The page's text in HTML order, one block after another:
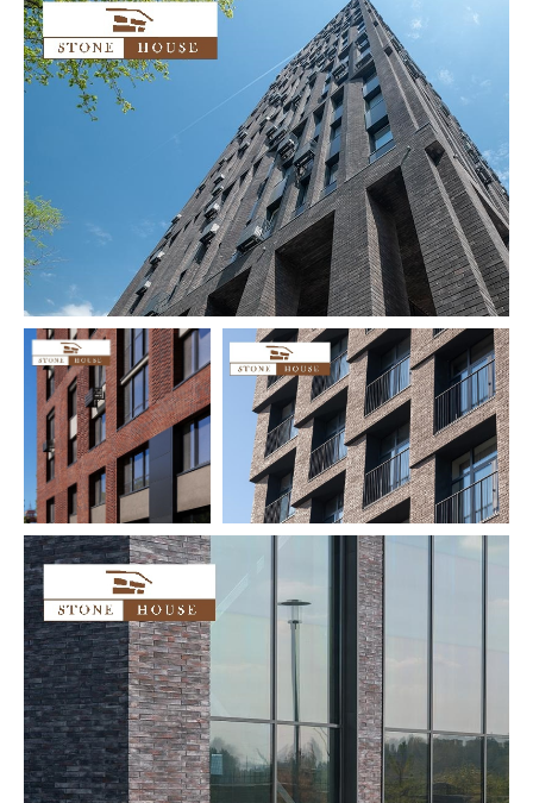
СВЯЖИТЕСЬ С НАМИ
ИЛИ ОСТАВЬТЕ ЗАЯВКУ
НАПИШИ НАМ: ПОЗВОНИ НАМ:
Whatsapp
Telegram
sales@stonedv.ru
8 (423) 290-68-09
Наш менеджер свяжется с вами
в ближайшее время и ответит на все вопросы.
+7
Я подтверждаю ознакомление
с политикой и даю согласие
на обработку персональных данных
Отправить